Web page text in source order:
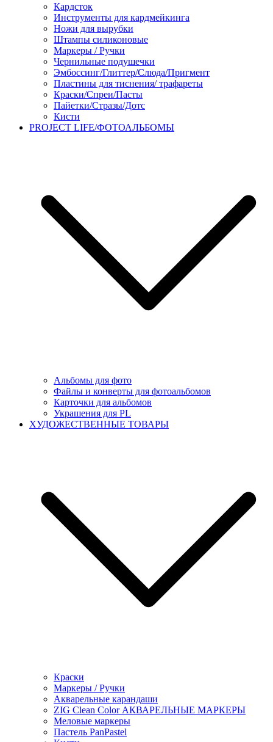
Кардсток
Инструменты для кардмейкинга
Ножи для вырубки
Штампы силиконовые
Маркеры / Ручки
Чернильные подушечки
Эмбоссинг/Глиттер/Слюда/Пригмент
Пластины для тиснения/ трафареты
Краски/Спреи/Пасты
Пайетки/Стразы/Дотс
Кисти
PROJECT LIFE/ФОТОАЛЬБОМЫ
Альбомы для фото
Файлы и конверты для фотоальбомов
Карточки для альбомов
Украшения для PL
ХУДОЖЕСТВЕННЫЕ ТОВАРЫ
Краски
Маркеры / Ручки
Акварельные карандаши
ZIG Clean Color АКВАРЕЛЬНЫЕ МАРКЕРЫ
Меловые маркеры
Пастель PanPastel